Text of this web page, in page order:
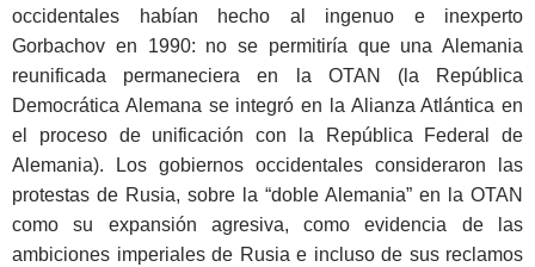
occidentales habían hecho al ingenuo e inexperto
Gorbachov en 1990: no se permitiría que una Alemania
reunificada permaneciera en la OTAN (la República
Democrática Alemana se integró en la Alianza Atlántica en
el proceso de unificación con la República Federal de
Alemania). Los gobiernos occidentales consideraron las
protestas de Rusia, sobre la “doble Alemania” en la OTAN
como su expansión agresiva, como evidencia de las
ambiciones imperiales de Rusia e incluso de sus reclamos